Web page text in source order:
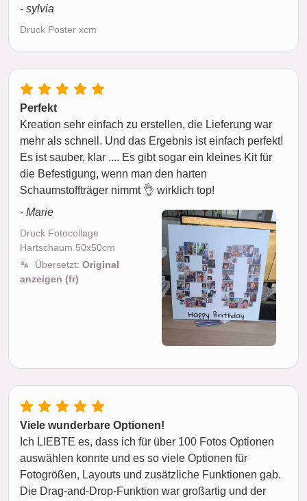
- sylvia
Druck Poster xcm
Perfekt
Kreation sehr einfach zu erstellen, die Lieferung war
mehr als schnell. Und das Ergebnis ist einfach perfekt!
Es ist sauber, klar .... Es gibt sogar ein kleines Kit für
die Befestigung, wenn man den harten
Schaumstoffträger nimmt 👌 wirklich top!
- Marie
Druck Fotocollage
Hartschaum 50x50cm
Übersetzt: Original
anzeigen (fr)
Viele wunderbare Optionen!
Ich LIEBTE es, dass ich für über 100 Fotos Optionen
auswählen konnte und es so viele Optionen für
Fotogrößen, Layouts und zusätzliche Funktionen gab.
Die Drag-and-Drop-Funktion war großartig und der